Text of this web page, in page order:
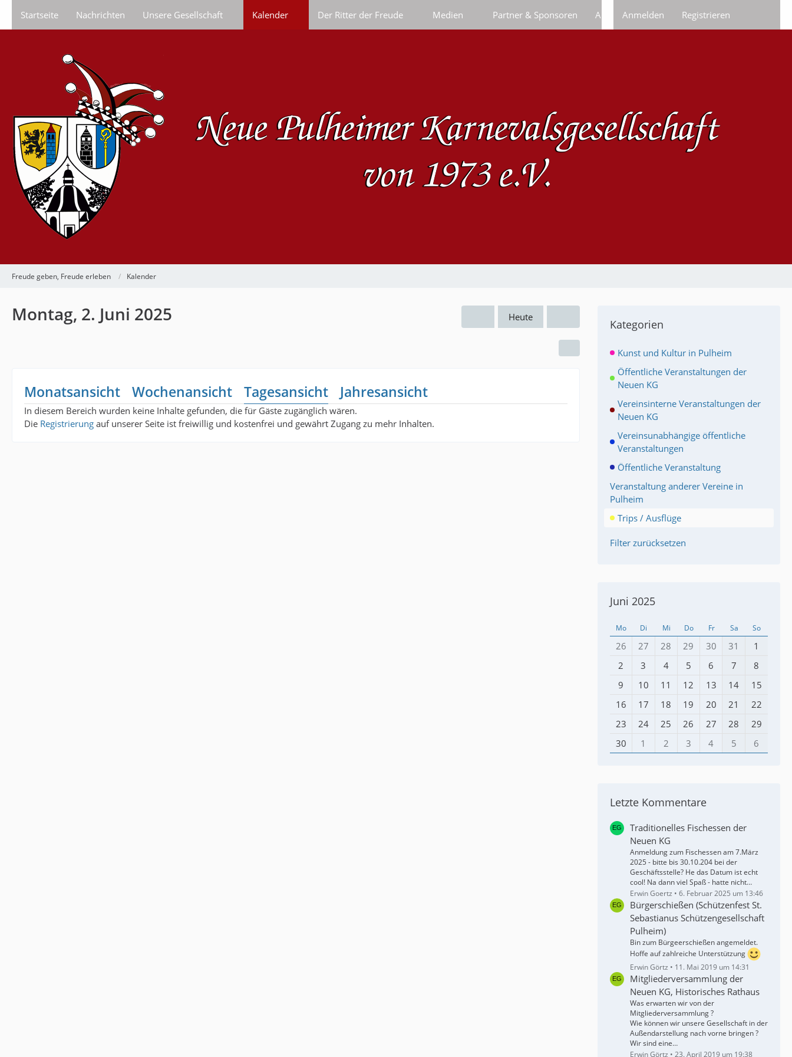
Startseite Nachrichten Unsere Gesellschaft Kalender Der Ritter der Freude Medien Partner & Sponsoren Anfragen/Bestellungen
Anmelden Registrieren
Freude geben, Freude erleben Kalender
Montag, 2. Juni 2025 Heute
Monatsansicht Wochenansicht Tagesansicht Jahresansicht
In diesem Bereich wurden keine Inhalte gefunden, die für Gäste zugänglich wären.
Die Registrierung auf unserer Seite ist freiwillig und kostenfrei und gewährt Zugang zu mehr Inhalten.
Kategorien
Kunst und Kultur in Pulheim
Öffentliche Veranstaltungen der
Neuen KG
Vereinsinterne Veranstaltungen der
Neuen KG
Vereinsunabhängige öffentliche
Veranstaltungen
Öffentliche Veranstaltung
Veranstaltung anderer Vereine in
Pulheim
Trips / Ausflüge
Filter zurücksetzen
Juni 2025
Mo Di Mi Do Fr Sa So
26 27 28 29 30 31
1
2
3 4 5 6 7
8
9
10 11 12 13 14
15
16
17 18 19 20 21
22
23
24 25 26 27 28
29
30
1 2 3 4 5 6
Letzte Kommentare
Traditionelles Fischessen der
Neuen KG
Anmeldung zum Fischessen am 7.März
2025 - bitte bis 30.10.204 bei der
Geschäftsstelle? He das Datum ist echt
cool! Na dann viel Spaß - hatte nicht…
Erwin Goertz
6. Februar 2025 um 13:46
Bürgerschießen (Schützenfest St.
Sebastianus Schützengesellschaft
Pulheim)
Bin zum Bürgeerschießen angemeldet.
Hoffe auf zahlreiche Unterstützung
Erwin Görtz
11. Mai 2019 um 14:31
Mitgliederversammlung der
Neuen KG, Historisches Rathaus
Was erwarten wir von der
Mitgliederversammlung ?
Wie können wir unsere Gesellschaft in der
Außendarstellung nach vorne bringen ?
Wir sind eine…
Erwin Görtz
23. April 2019 um 19:38